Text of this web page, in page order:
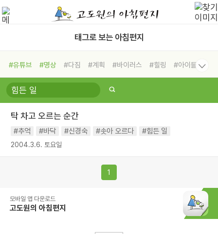
태그로 보는 아침편지
#유튜브 #명상 #다짐 #계획 #바이러스 #힐링
#아이들
#비전캠프
#독서캠프 #삶
#희망
#나눔 #친구 #링컨학교
#독서
#건강 #면역력
탁 차고 오르는 순간
#추억 #바닥 #신경숙 #솟아 오르다 #힘든 일
2004.3.6. 토요일
1
모바일 앱 다운로드
고도원의 아침편지